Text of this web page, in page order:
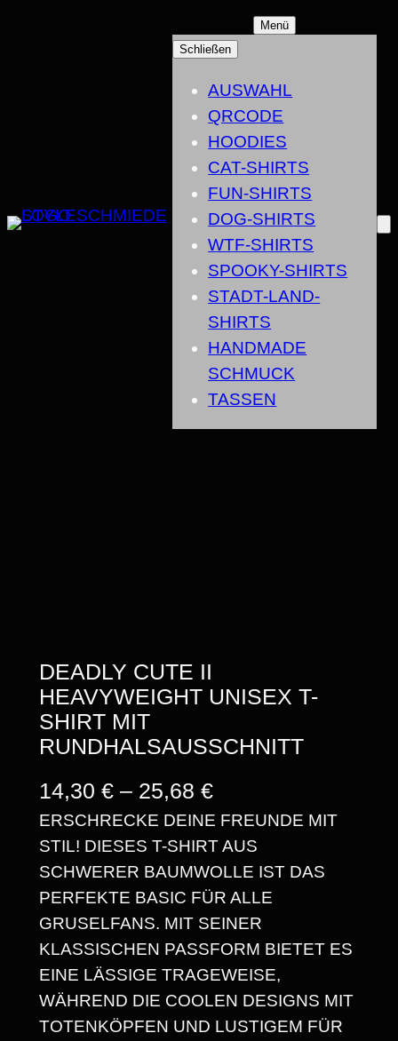
Menü
Schließen
AUSWAHL
QRCODE
HOODIES
CAT-SHIRTS
FUN-SHIRTS
DOG-SHIRTS
WTF-SHIRTS
SPOOKY-SHIRTS
STADT-LAND-
SHIRTS
HANDMADE
SCHMUCK
TASSEN
DEADLY CUTE II
HEAVYWEIGHT UNISEX T-
SHIRT MIT
RUNDHALSAUSSCHNITT
14,30 € – 25,68 €P
R
E
I
S
S
P
A
ERSCHRECKE DEINE FREUNDE MIT
STIL! DIESES T-SHIRT AUS
SCHWERER BAUMWOLLE IST DAS
PERFEKTE BASIC FÜR ALLE
GRUSELFANS. MIT SEINER
KLASSISCHEN PASSFORM BIETET ES
EINE LÄSSIGE TRAGEWEISE,
WÄHREND DIE COOLEN DESIGNS MIT
TOTENKÖPFEN UND LUSTIGEM FÜR